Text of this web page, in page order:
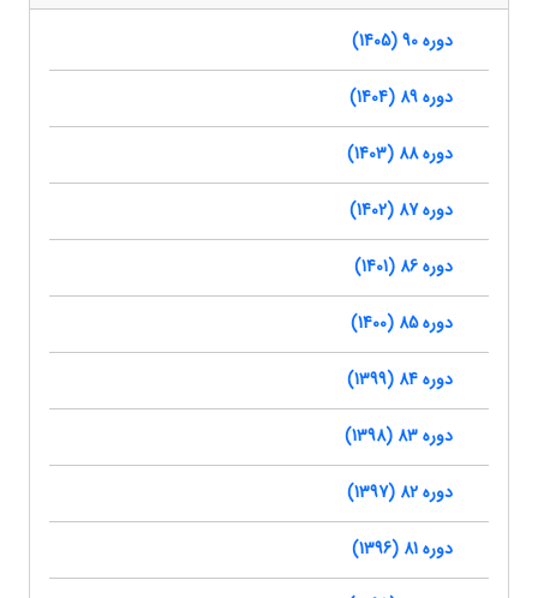
دوره 90 (1405)
دوره 89 (1404)
دوره 88 (1403)
دوره 87 (1402)
دوره 86 (1401)
دوره 85 (1400)
دوره 84 (1399)
دوره 83 (1398)
دوره 82 (1397)
دوره 81 (1396)